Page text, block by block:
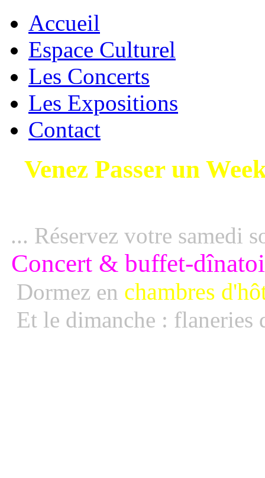
Accueil
Espace Culturel
Les Concerts
Les Expositions
Contact
Venez Passer un
... Réservez votre samedi
Concert & buffet-
Dormez en chambres
Et le dimanche : flaneries